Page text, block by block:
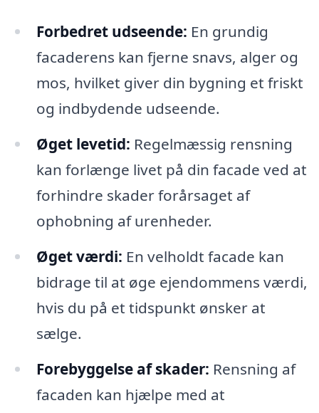
Forbedret udseende: En grundig
facaderens kan fjerne snavs, alger og
mos, hvilket giver din bygning et friskt
og indbydende udseende.
Øget levetid: Regelmæssig rensning
kan forlænge livet på din facade ved at
forhindre skader forårsaget af
ophobning af urenheder.
Øget værdi: En velholdt facade kan
bidrage til at øge ejendommens værdi,
hvis du på et tidspunkt ønsker at
sælge.
Forebyggelse af skader: Rensning af
facaden kan hjælpe med at